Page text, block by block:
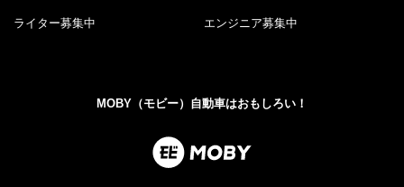
ライター募集中 エンジニア募集中
MOBY（モビー）自動車はおもしろい！